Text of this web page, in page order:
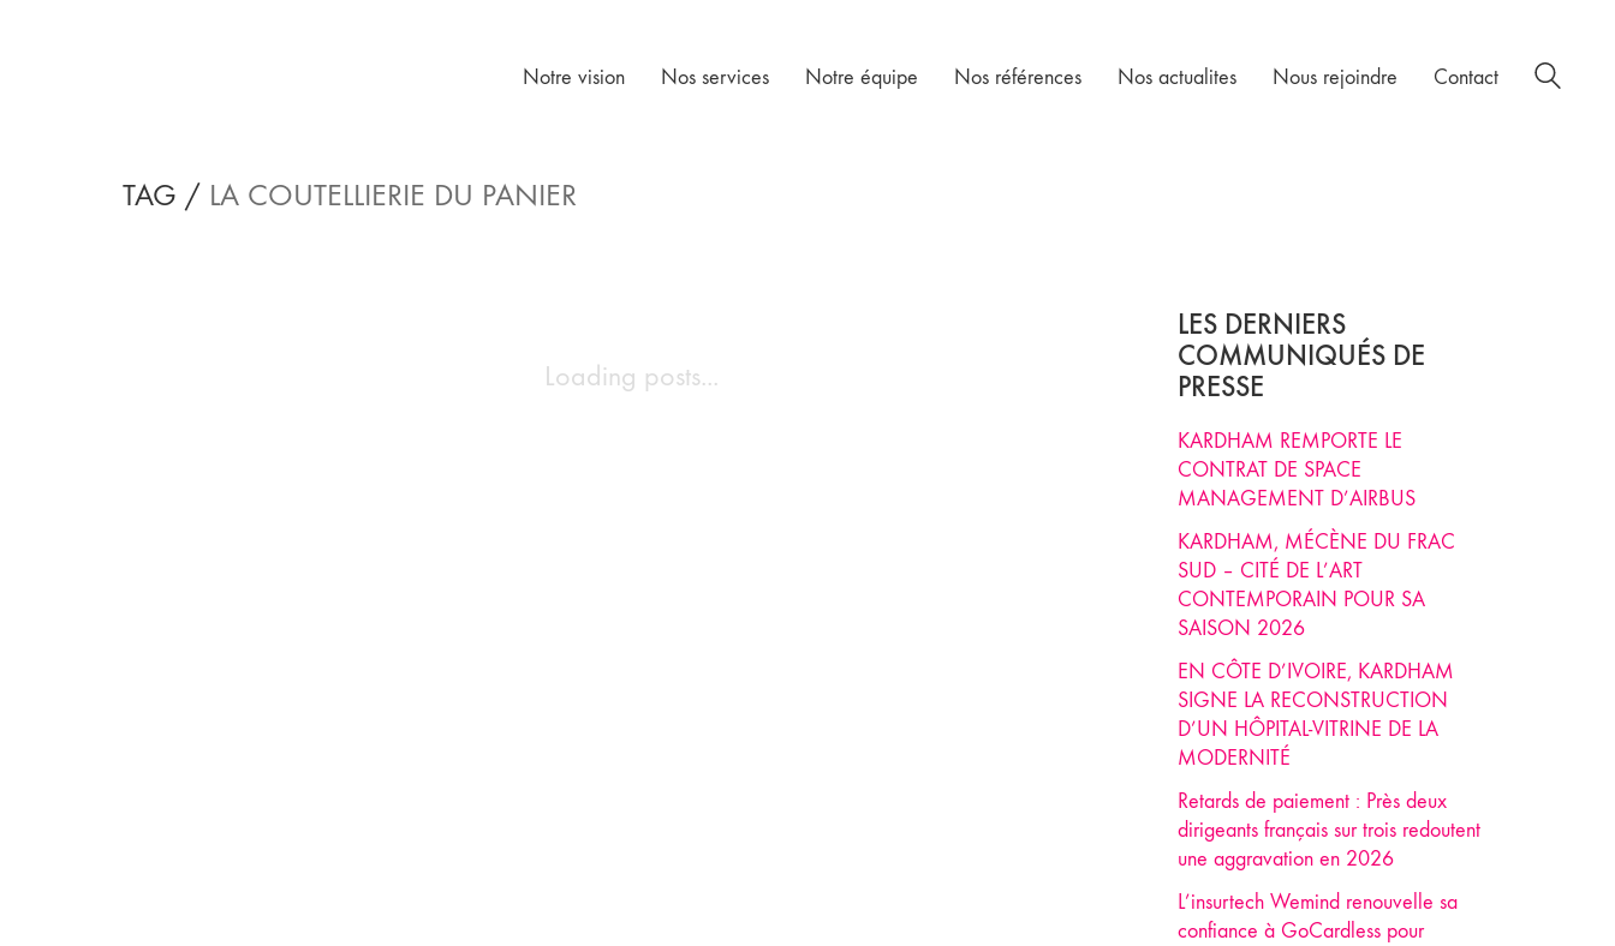
Notre vision Nos services Notre équipe Nos références Nos actualites Nous rejoindre Contact
TAG / LA COUTELLIERIE DU PANIER
Loading posts...
LES DERNIERS
COMMUNIQUÉS DE
PRESSE
KARDHAM REMPORTE LE
CONTRAT DE SPACE
MANAGEMENT D’AIRBUS
KARDHAM, MÉCÈNE DU FRAC
SUD – CITÉ DE L’ART
CONTEMPORAIN POUR SA
SAISON 2026
EN CÔTE D’IVOIRE, KARDHAM
SIGNE LA RECONSTRUCTION
D’UN HÔPITAL-VITRINE DE LA
MODERNITÉ
Retards de paiement : Près deux
dirigeants français sur trois redoutent
une aggravation en 2026
L’insurtech Wemind renouvelle sa
confiance à GoCardless pour